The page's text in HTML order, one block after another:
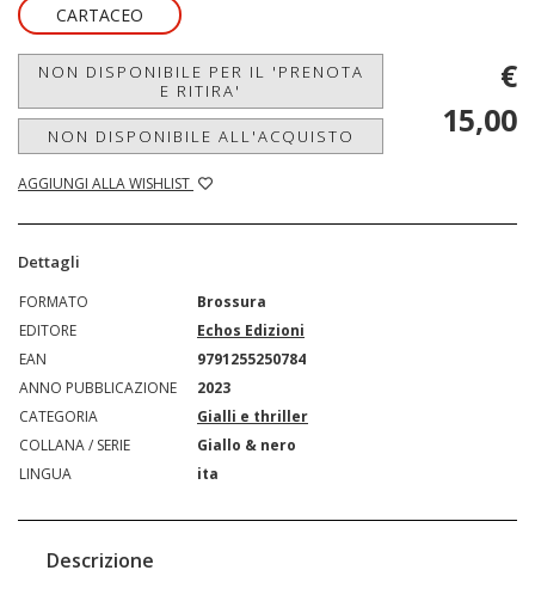
CARTACEO
NON DISPONIBILE PER IL 'PRENOTA
E RITIRA'
NON DISPONIBILE ALL'ACQUISTO
AGGIUNGI ALLA WISHLIST
€
15,00
Dettagli
FORMATO
Brossura
EDITORE
Echos Edizioni
EAN
9791255250784
ANNO PUBBLICAZIONE
2023
CATEGORIA
Gialli e thriller
COLLANA / SERIE
Giallo & nero
LINGUA
ita
Descrizione